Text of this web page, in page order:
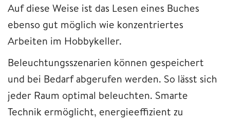
Auf diese Weise ist das Lesen eines Buches
ebenso gut möglich wie konzentriertes
Arbeiten im Hobbykeller.
Beleuchtungsszenarien können gespeichert
und bei Bedarf abgerufen werden. So lässt sich
jeder Raum optimal beleuchten. Smarte
Technik ermöglicht, energieeffizient zu